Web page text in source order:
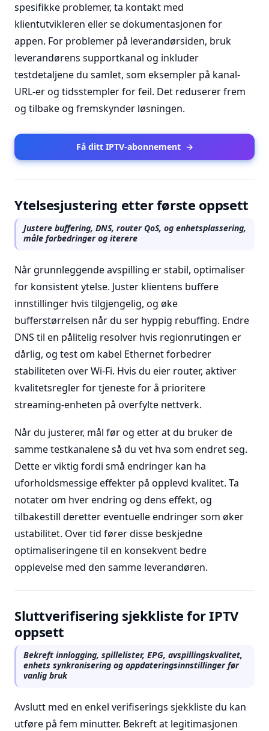
spesifikke problemer, ta kontakt med
klientutvikleren eller se dokumentasjonen for
appen. For problemer på leverandørsiden, bruk
leverandørens supportkanal og inkluder
testdetaljene du samlet, som eksempler på kanal-
URL-er og tidsstempler for feil. Det reduserer frem
og tilbake og fremskynder løsningen.
Få ditt IPTV-abonnement →
Ytelsesjustering etter første oppsett
Justere buffering, DNS, router QoS, og enhetsplassering,
måle forbedringer og iterere
Når grunnleggende avspilling er stabil, optimaliser
for konsistent ytelse. Juster klientens buffere
innstillinger hvis tilgjengelig, og øke
bufferstørrelsen når du ser hyppig rebuffing. Endre
DNS til en pålitelig resolver hvis regionrutingen er
dårlig, og test om kabel Ethernet forbedrer
stabiliteten over Wi-Fi. Hvis du eier router, aktiver
kvalitetsregler for tjeneste for å prioritere
streaming-enheten på overfylte nettverk.
Når du justerer, mål før og etter at du bruker de
samme testkanalene så du vet hva som endret seg.
Dette er viktig fordi små endringer kan ha
uforholdsmessige effekter på opplevd kvalitet. Ta
notater om hver endring og dens effekt, og
tilbakestill deretter eventuelle endringer som øker
ustabilitet. Over tid fører disse beskjedne
optimaliseringene til en konsekvent bedre
opplevelse med den samme leverandøren.
Sluttverifisering sjekkliste for IPTV
oppsett
Bekreft innlogging, spillelister, EPG, avspillingskvalitet,
enhets synkronisering og oppdateringsinnstillinger før
vanlig bruk
Avslutt med en enkel verifiserings sjekkliste du kan
utføre på fem minutter. Bekreft at legitimasjonen